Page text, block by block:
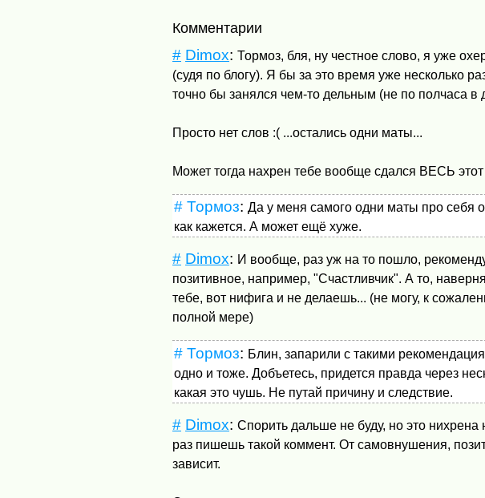
Комментарии
# Dimox:Тормоз, бля, ну честное слово, я уже
(судя по блогу). Я бы за это время уже несколько
точно бы занялся чем-то дельным (не по полчаса в
Просто нет слов :( ...остались одни маты...
Может тогда нахрен тебе вообще сдался ВЕСЬ
# Тормоз: Да у меня самого одни маты про себя
как кажется. А может ещё хуже.
# Dimox: И вообще, раз уж на то пошло,
позитивное, например, "Счастливчик". А то,
тебе, вот нифига и не делаешь... (не могу, к
полной мере)
# Тормоз: Блин, запарили с такими
одно и тоже. Добъетесь, придется правда через
какая это чушь. Не путай причину и следствие.
# Dimox:Спорить дальше не буду, но это
раз пишешь такой коммент. От самовнушения,
зависит.